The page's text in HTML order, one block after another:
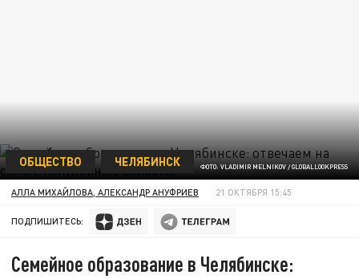
ФОТО: VLADIMIR MELNIKOV / GLOBALLOOKPRESS
ОБЩЕСТВО ЧЕЛЯБИНСК
АЛЛА МИХАЙЛОВА, АЛЕКСАНДР АНУФРИЕВ 21 ОКТЯБРЯ 15:45
ПОДПИШИТЕСЬ:
Семейное образование в Челябинске: